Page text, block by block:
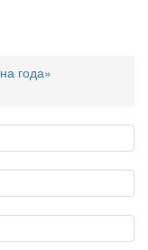
года»